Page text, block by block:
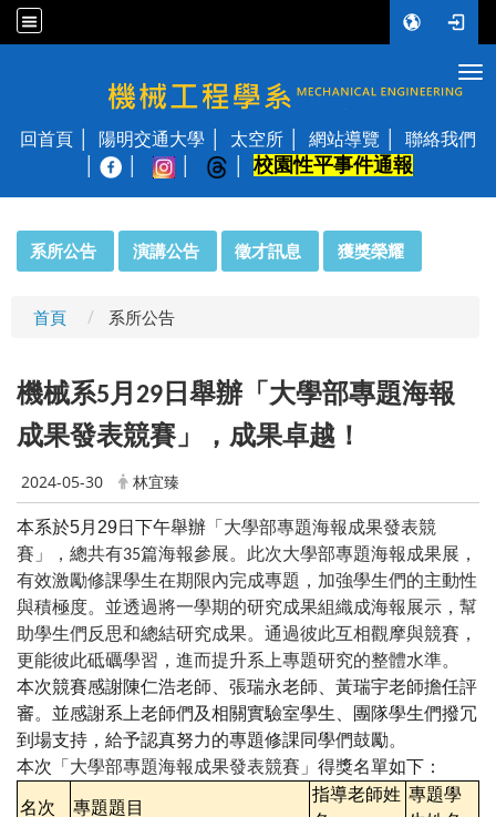
國立陽明交通大學 機械工程學系
回首頁 陽明交通大學 太空所 網站導覽
聯絡我們
校園性平事件通報
系所公告 演講公告 徵才訊息 獲獎榮耀
首頁 系所公告
機械系5 月 29 日舉辦「大學部專題海報
成果發表競賽」，成果卓越 ！
2024-05-30 林宜臻
本系於5月 29日下午舉辦 「大學部專題海報成果發表競
賽」，總共有35篇海報參展。此次大學部專題海報成果展，
有效激勵修課學生在期限內完成專題，加強學生們的主動性
與積極度。並透過將一學期的研究成果組織成海報展示，幫
助學生們反思和總結研究成果。通過彼此互相觀摩與競賽，
更能彼此砥礪學習，進而提升系上專題研究的整體水準。
本次競賽感謝陳仁浩老師、張瑞永老師、黃瑞宇老師擔任評
審。 並感謝系上老師們及相關實驗室學生、團隊學生們撥冗
到場支持，給予認真努力的專題修課同學們鼓勵。
本次 「大學部專題海報成果發表競賽」 得獎名單如下 ：
名次 專題題目
指導老師姓 專題學